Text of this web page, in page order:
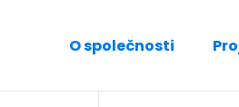
O společnosti